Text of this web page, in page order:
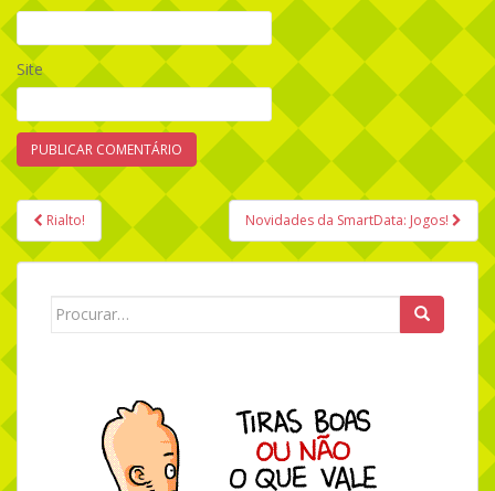
Site
Navegação de Post
Rialto! Novidades da SmartData: Jogos!
Search for: